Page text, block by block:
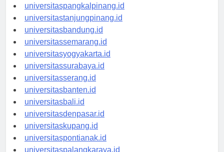
universitasbengkulu.id
universitaspangkalpinang.id
universitastanjungpinang.id
universitasbandung.id
universitassemarang.id
universitasyogyakarta.id
universitassurabaya.id
universitasserang.id
universitasbanten.id
universitasbali.id
universitasdenpasar.id
universitaskupang.id
universitaspontianak.id